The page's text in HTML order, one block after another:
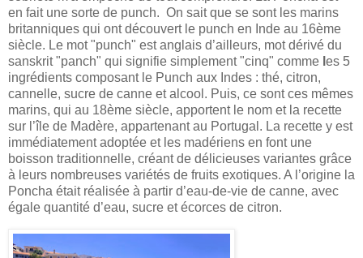
en fait une sorte de punch. On sait que se sont les marins
britanniques qui ont découvert le punch en Inde au 16ème
siècle. Le mot "punch" est anglais d’ailleurs, mot dérivé du
sanskrit "panch" qui signifie simplement "cinq" comme es 5
ingrédients composant le Punch aux Indes : thé, citron,
cannelle, sucre de canne et alcool. Puis, ce sont ces mêmes
marins, qui au 18ème siècle, apportent le nom et la recette
sur l’île de Madère, appartenant au Portugal. La recette y est
immédiatement adoptée et les madériens en font une
boisson traditionnelle, créant de délicieuses variantes grâce
à leurs nombreuses variétés de fruits exotiques. A l’origine la
Poncha était réalisée à partir d’eau-de-vie de canne, avec
égale quantité d’eau, sucre et écorces de citron.